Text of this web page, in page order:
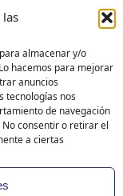
almacenar y/o
hacemos para mejorar
anuncios
tecnologías nos
de navegación
consentir o retirar el
a ciertas
trabajo y
o
la veracidad
Los
dicha oferta.